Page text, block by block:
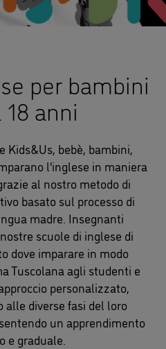
per bambini
18 anni
Kids&Us, bebè, bambini,
l'inglese in maniera
al nostro metodo di
basato sul processo di
madre. Insegnanti
scuole di inglese di
dove imparare in modo
Tuscolana agli studenti e
personalizzato,
alle diverse fasi del loro
un apprendimento
e graduale.